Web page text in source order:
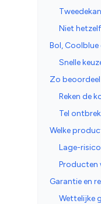
Niet
Bol,
Snelle
Zo
Reken de
Tel
Welke
Lage-
Producten
Garantie en
Wettelijke